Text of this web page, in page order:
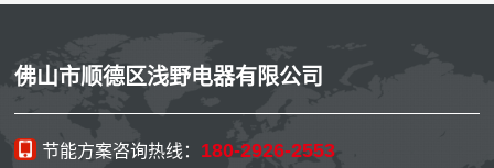
佛山市顺德区浅野电器有限公司
节能方案咨询热线： 180-2926-2553